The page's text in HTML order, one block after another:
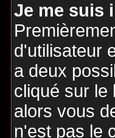
Je me suis
d'utilisateur
a deux
cliqué sur
alors vous
n'est pas le